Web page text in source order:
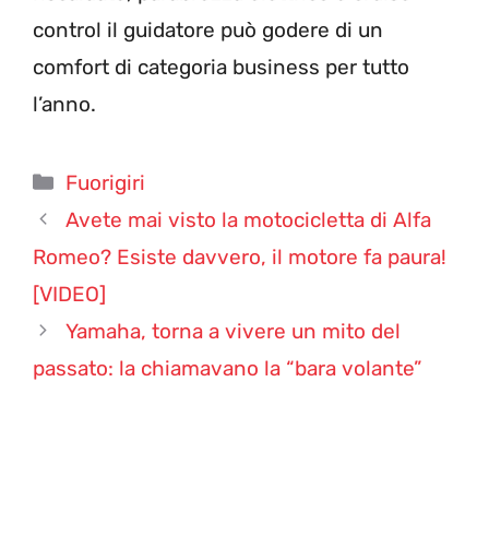
control il guidatore può godere di un
comfort di categoria business per tutto
l’anno.
Categorie
Fuorigiri
Avete mai visto la motocicletta di Alfa
Romeo? Esiste davvero, il motore fa paura!
[VIDEO]
Yamaha, torna a vivere un mito del
passato: la chiamavano la “bara volante”